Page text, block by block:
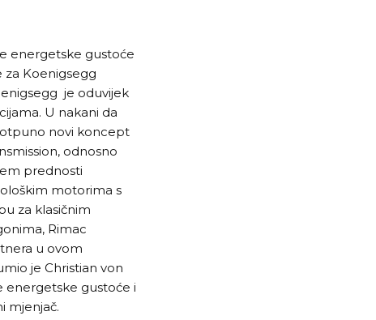
energetske gustoće
za Koenigsegg
je oduvijek
U nakani da
novi koncept
odnosno
prednosti
motorima s
za klasičnim
Rimac
u ovom
je Christian von
energetske gustoće i
mjenjač.